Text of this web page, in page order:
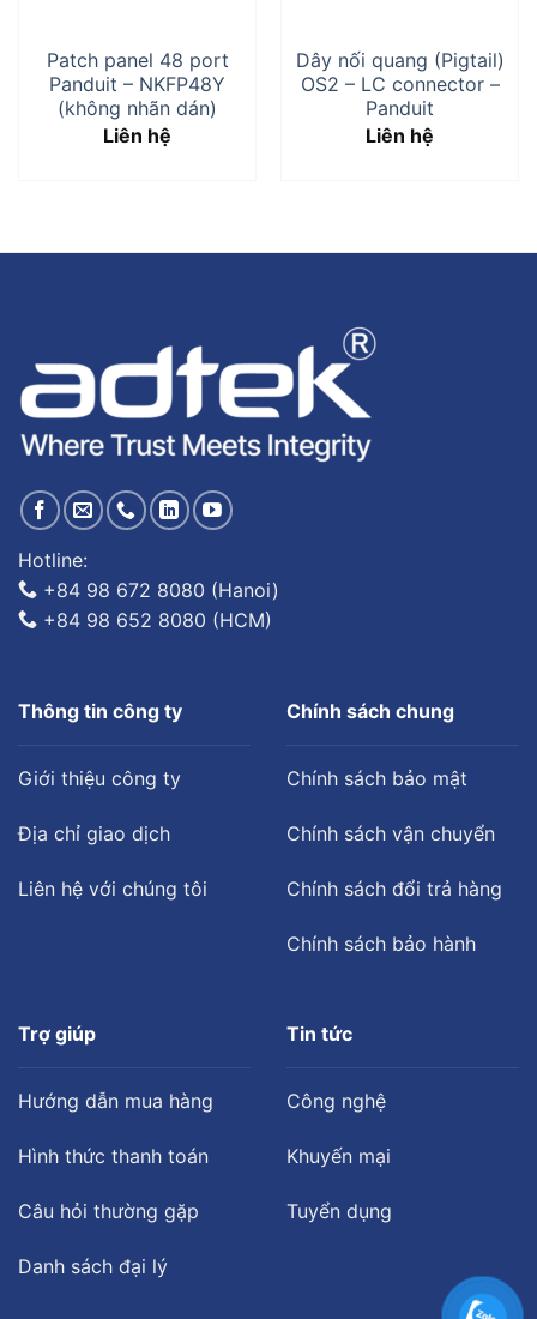
Patch panel 48 port
Panduit – NKFP48Y
(không nhãn dán)
Liên hệ
Dây nối quang (Pigtail)
OS2 – LC connector –
Panduit
Liên hệ
Hotline:
+84 98 672 8080 (Hanoi)
+84 98 652 8080 (HCM)
Thông tin công ty
Giới thiệu công ty
Địa chỉ giao dịch
Liên hệ với chúng tôi
Chính sách chung
Chính sách bảo mật
Chính sách vận chuyển
Chính sách đổi trả hàng
Chính sách bảo hành
Trợ giúp
Hướng dẫn mua hàng
Hình thức thanh toán
Câu hỏi thường gặp
Danh sách đại lý
Tin tức
Công nghệ
Khuyến mại
Tuyển dụng